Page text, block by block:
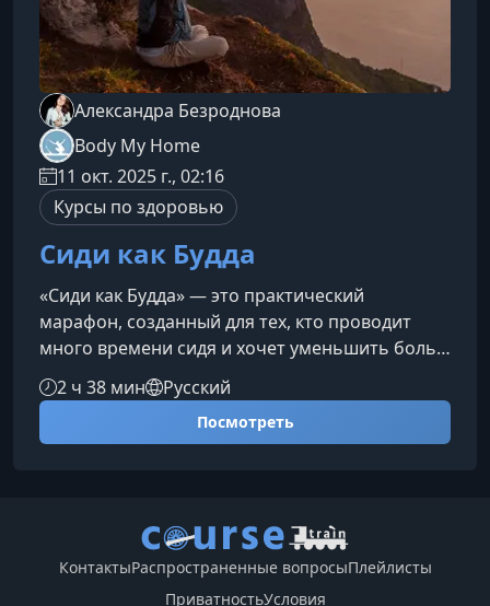
Александра Безроднова
Body My Home
11 окт. 2025 г., 02:16
Курсы по здоровью
Сиди как Будда
«Сиди как Будда» — это практический
марафон, созданный для тех, кто проводит
много времени сидя и хочет уменьшить боль,
восстановить лёгкость движений и
почувствовать тело живым даже во время
длительной работы за компьютером.Почему
длительное сидение вредноДаже идеальная
мышцы, суставы и нервную систему, снижает
концентрацию и ухудшает самочувствие.
2 ч 38 мин Русский
Посмотреть
КонтактыРаспространенные вопросыПлейлисты
ПриватностьУсловия